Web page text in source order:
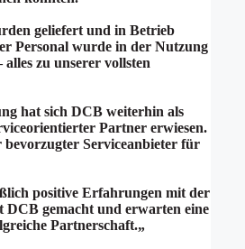
geliefert und in Betrieb
Personal wurde in der Nutzung
zu unserer vollsten
hat sich DCB weiterhin als
Partner erwiesen.
bevorzugter Serviceanbieter für
positive Erfahrungen mit der
DCB gemacht und erwarten eine
Partnerschaft.„